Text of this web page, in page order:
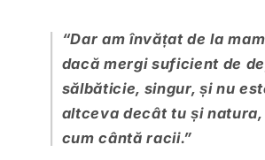
“Dar am învățat de la
dacă mergi suficient de
sălbăticie, singur, și nu
altceva decât tu și
cum cântă racii.”